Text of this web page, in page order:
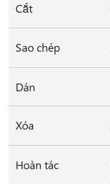
Cắt
Sao chép
Dán
Xóa
Hoàn tác